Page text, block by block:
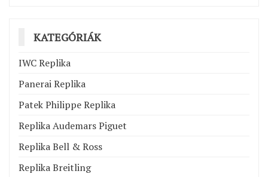
KATEGÓRIÁK
IWC Replika
Panerai Replika
Patek Philippe Replika
Replika Audemars Piguet
Replika Bell & Ross
Replika Breitling